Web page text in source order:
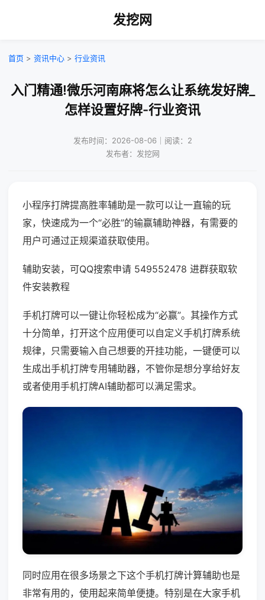
发挖网
首页 > 资讯中心 > 行业资讯
入门精通!微乐河南麻将怎么让系统发好牌_
怎样设置好牌-行业资讯
发布时间：2026-08-06｜阅读：2
发布者：发挖网
小程序打牌提高胜率辅助是一款可以让一直输的玩
家，快速成为一个“必胜”的输赢辅助神器，有需要的
用户可通过正规渠道获取使用。
辅助安装，可QQ搜索申请 549552478 进群获取软
件安装教程
手机打牌可以一键让你轻松成为“必赢”。其操作方式
十分简单，打开这个应用便可以自定义手机打牌系统
规律，只需要输入自己想要的开挂功能，一键便可以
生成出手机打牌专用辅助器，不管你是想分享给好友
或者使用手机打牌AI辅助都可以满足需求。
同时应用在很多场景之下这个手机打牌计算辅助也是
非常有用的，使用起来简单便捷。特别是在大家手机